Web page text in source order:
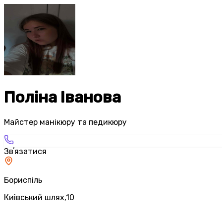
Поліна Іванова
Майстер манікюру та педикюру
Звʼязатися
Бориспіль
Киівський шлях,10